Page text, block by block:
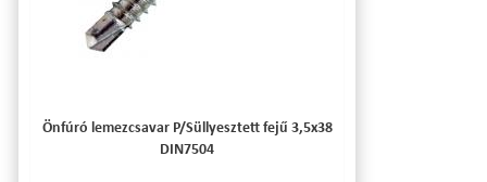
Önfúró lemezcsavar P/Süllyesztett fejű 3,5x38
DIN7504